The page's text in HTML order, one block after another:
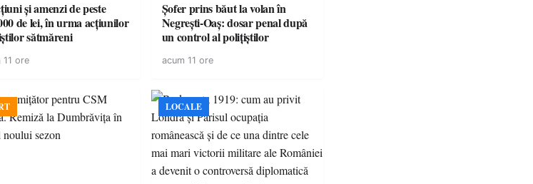
și amenzi de peste
de lei, în urma acțiunilor
sătmăreni
11 ore
Șofer prins băut la volan în
Negrești-Oaș: dosar penal după
un control al polițiștilor
acum 11 ore
LOCALE